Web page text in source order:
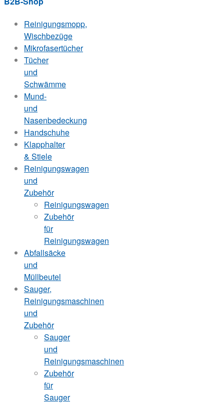
Reinigungsmopp,
Wischbezüge
Mikrofasertücher
Tücher
und
Schwämme
Mund-
und
Nasenbedeckung
Handschuhe
Klapphalter
& Stiele
Reinigungswagen
und
Zubehör
Reinigungswagen
Zubehör
für
Reinigungswagen
Abfallsäcke
und
Müllbeutel
Sauger,
Reinigungsmaschinen
und
Zubehör
Sauger
und
Reinigungsmaschinen
Zubehör
für
Sauger